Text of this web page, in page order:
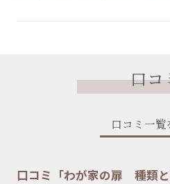
口コ
口コミ一覧
口コミ「わが家の扉 種類と